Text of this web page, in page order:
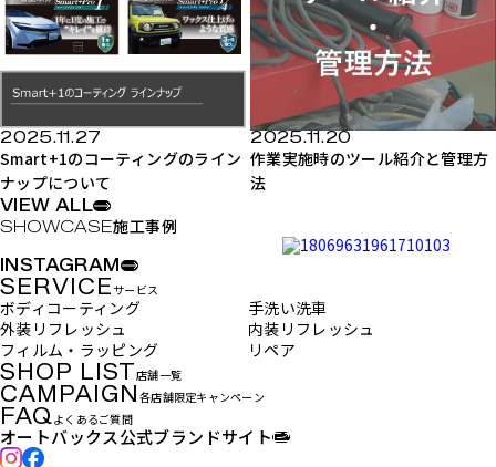
2025.11.27
Smart+1のコーティングのライン
ナップについて
2025.11.20
作業実施時のツール紹介と管理方
法
VIEW ALL
施工事例
INSTAGRAM
SERVICE サービス
ボディコーティング
手洗い洗車
外装リフレッシュ
内装リフレッシュ
フィルム・ラッピング
リペア
SHOP LIST店舗一覧
CAMPAIGN 各店舗限定キャンペーン
FAQよくあるご質問
オートバックス公式ブランドサイト